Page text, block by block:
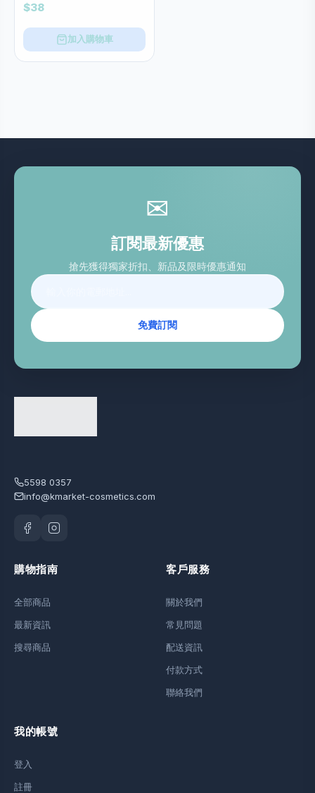
$38
加入購物車
✉
訂閱最新優惠
搶先獲得獨家折扣、新品及限時優惠通知
免費訂閱
5598 0357
info@kmarket-cosmetics.com
購物指南
全部商品
最新資訊
搜尋商品
客戶服務
關於我們
常見問題
配送資訊
付款方式
聯絡我們
我的帳號
登入
註冊